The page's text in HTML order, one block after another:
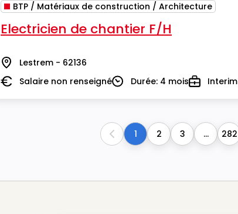
BTP / Matériaux de construction / Architecture
Electricien de chantier F/H
Lieu Lestrem - 62136
SalaireSalaire non renseignéDuréeDurée: 4 moisTypeInterim
Previous
1 2 3 ... 282